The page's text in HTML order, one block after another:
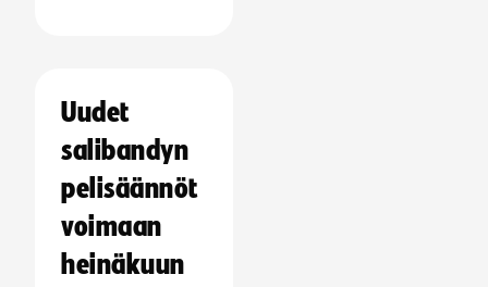
Uudet
salibandyn
pelisäännöt
voimaan
heinäkuun